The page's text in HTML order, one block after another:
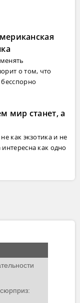
о том, что
мир станет, а
как экзотика и не
как одно